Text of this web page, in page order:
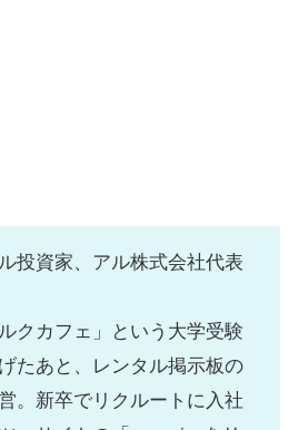
投資家、アル株式会社代表
クカフェ」という大学受験
たあと、レンタル掲示板の
。新卒でリクルートに入社